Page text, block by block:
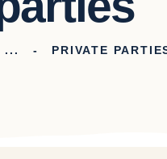
... PRIVATE